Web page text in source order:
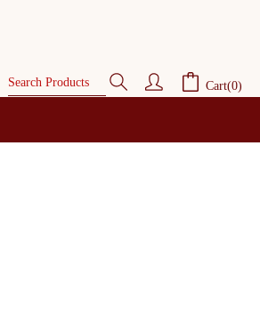
Cart(0)